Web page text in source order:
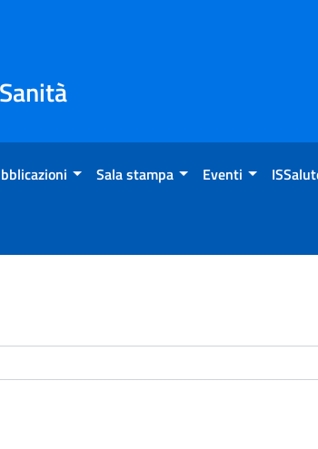
Sala stampa Eventi